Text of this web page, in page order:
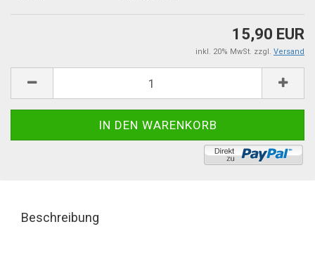
15,90 EUR
inkl. 20% MwSt. zzgl. Versand
Beschreibung